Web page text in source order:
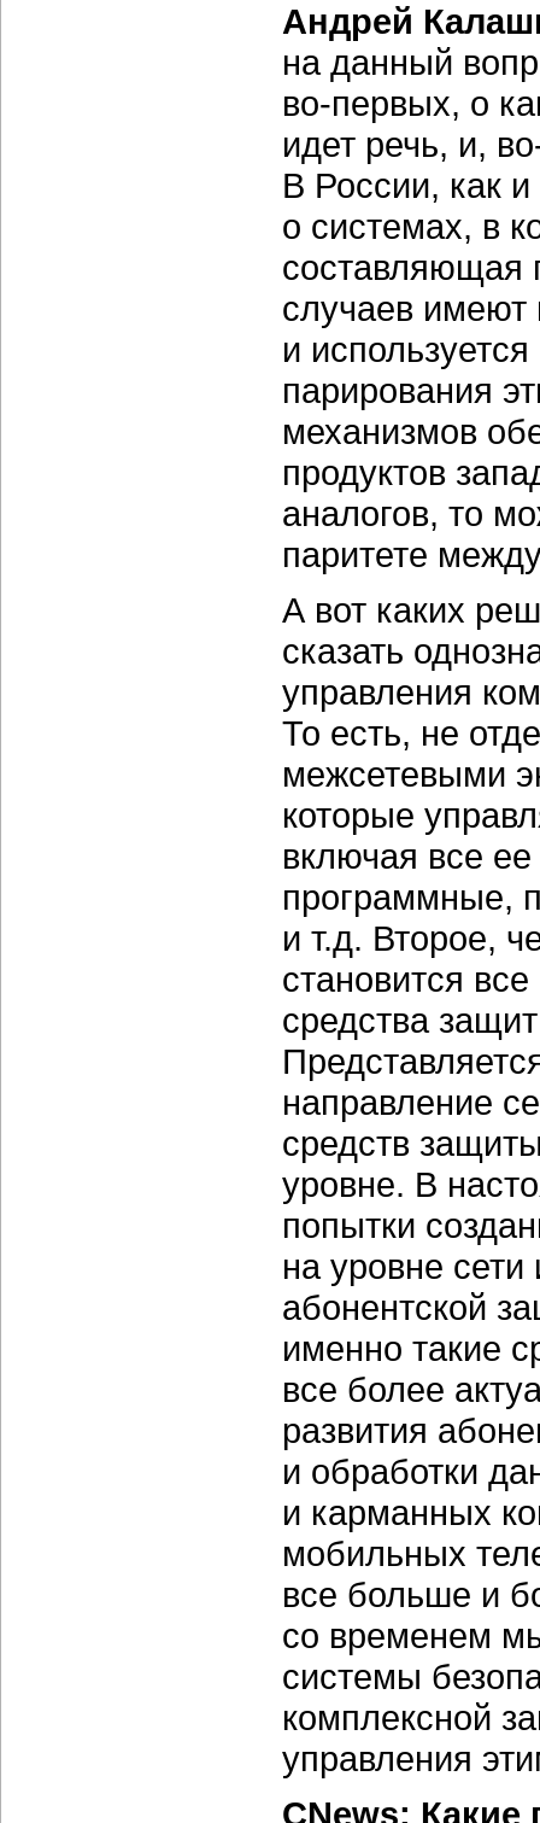
Андрей
на данный
во-первых, о
идет речь, и,
В России, как
о системах, в
составляющая
случаев
и
парирования
механизмов
продуктов
аналогов, то
паритете
А вот каких
сказать
управления
То есть, не
межсетевыми
которые
включая все
программные,
и т.д. Второе,
становится
средства
направление
средств
уровне. В
попытки
на уровне
абонентской
именно такие
все более
развития
и обработки
и карманных
мобильных
все больше и
со временем
системы
комплексной
управления
CNews: Какие